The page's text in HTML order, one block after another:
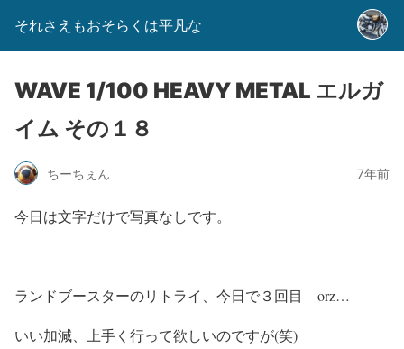
それさえもおそらくは平凡な
WAVE 1/100 HEAVY METAL エルガ
イム その１８
ちーちぇん 7年前
今日は文字だけで写真なしです。
ランドブースターのリトライ、今日で３回目 orz…
いい加減、上手く行って欲しいのですが(笑)